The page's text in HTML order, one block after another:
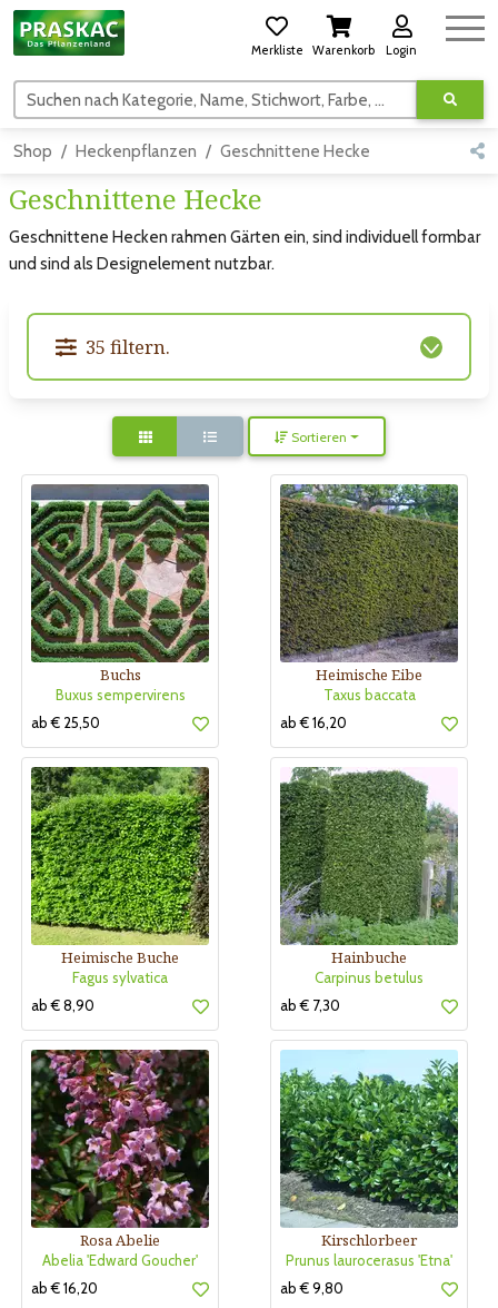
Merkliste Warenkorb Login
Suchen nach Kategorie, Name, Stichwort, Farbe, usw.
Shop Heckenpflanzen Geschnittene Hecke
Geschnittene Hecke
Geschnittene Hecken rahmen Gärten ein, sind individuell formbar
und sind als Designelement nutzbar.
35 filtern.
Sortieren
Buchs
Buxus sempervirens
ab € 25,50
Heimische Eibe
Taxus baccata
ab € 16,20
Heimische Buche
Fagus sylvatica
ab € 8,90
Hainbuche
Carpinus betulus
ab € 7,30
Rosa Abelie
Abelia 'Edward Goucher'
ab € 16,20
Kirschlorbeer
Prunus laurocerasus 'Etna'
ab € 9,80